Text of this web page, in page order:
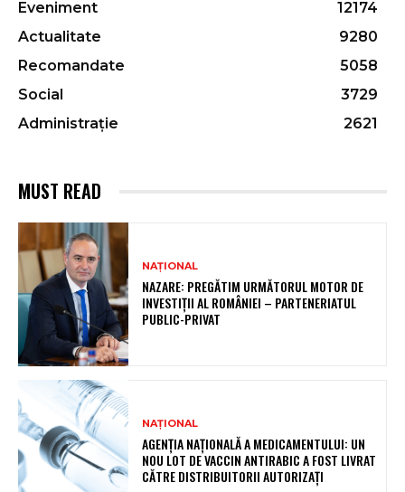
Eveniment
12174
Actualitate
9280
Recomandate
5058
Social
3729
Administrație
2621
MUST READ
NAȚIONAL
NAZARE: PREGĂTIM URMĂTORUL MOTOR DE
INVESTIȚII AL ROMÂNIEI – PARTENERIATUL
PUBLIC-PRIVAT
NAȚIONAL
AGENȚIA NAȚIONALĂ A MEDICAMENTULUI: UN
NOU LOT DE VACCIN ANTIRABIC A FOST LIVRAT
CĂTRE DISTRIBUITORII AUTORIZAȚI